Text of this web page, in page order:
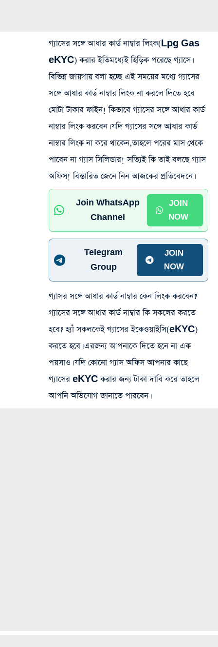
গ্যাসের সঙ্গে আধার কার্ড নাম্বার লিংক(Lpg Gas
eKYC) করার ইতিমধ্যেই হিড়িক পরেছে গ্যাসে।
বিভিন্ন জায়গায় বলা হচ্ছে এই সময়ের মধ্যে গ্যাসের
সঙ্গে আধার কার্ড নাম্বার লিংক না করলে দিতে হবে
মোটা টাকার ফাইন! কিভাবে গ্যাসের সঙ্গে আধার কার্ড
নাম্বার লিংক করবেন। যদি গ্যাসের সঙ্গে আধার কার্ড
নাম্বার লিংক না করে থাকেন,তাহলে পরের মাস থেকে
পাবেন না গ্যাস সিলিন্ডার! সত্যিই কি তাই বলছে গ্যাস
অফিস! বিস্তারিত জেনে নিন আজকের প্রতিবেদনে।
Join WhatsApp
Channel
JOIN
NOW
Telegram
Group
JOIN
NOW
গ্যাসর সঙ্গে আধার কার্ড নাম্বার কেন লিংক করবেন?
গ্যাসের সঙ্গে আধার কার্ড নাম্বার কি সকলের করতে
হবে? হ্যাঁ সকলকেই গ্যাসের ইকেওয়াইসি(eKYC)
করতে হবে। এরজন্য আপনাকে দিতে হনে না এক
পয়সাও। যদি কোনো গ্যাস অফিস আপনার কাছে
গ্যাসের eKYC করার জন্য টাকা দাবি করে তাহলে
আপনি অভিযোগ জানাতে পারবেন।